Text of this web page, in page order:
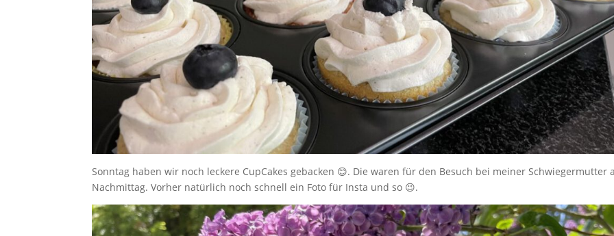
Sonntag haben wir noch leckere CupCakes gebacken 😊. Die waren für den Besuch bei meiner Schwiegermutter
Nachmittag. Vorher natürlich noch schnell ein Foto für Insta und so 😉.